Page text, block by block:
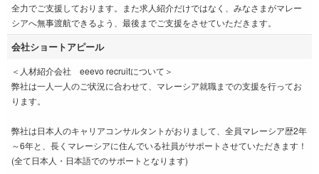
全力でご支援しております。また求人紹介だけではなく、みなさまがマレー
シアへ無事渡航できるよう、最後までご支援をさせていただきます。
会社ショートアピール
＜人材紹介会社 eeevo recruitについて＞
弊社は一人一人のご状況に合わせて、マレーシア就職までの支援を行ってお
ります。
弊社は日本人のキャリアコンサルタントがおりまして、全員マレーシア歴2年
～6年と、長くマレーシアに住んでいる社員がサポートさせていただきます！
(全て日本人・日本語でのサポートとなります)